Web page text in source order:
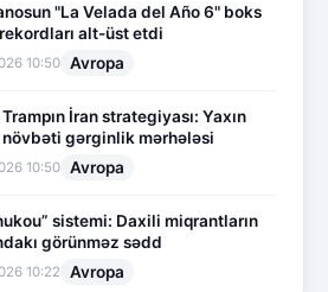
"La Velada del Año 6" boks
alt-üst etdi
10:50 Avropa
İran strategiyası: Yaxın
növbəti gərginlik mərhələsi
10:50 Avropa
sistemi: Daxili miqrantların
görünməz sədd
10:22 Avropa